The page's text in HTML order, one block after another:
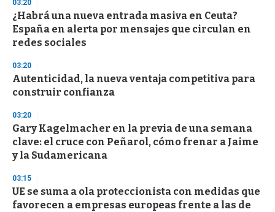
03:20
¿Habrá una nueva entrada masiva en Ceuta?
España en alerta por mensajes que circulan en
redes sociales
03:20
Autenticidad, la nueva ventaja competitiva para
construir confianza
03:20
Gary Kagelmacher en la previa de una semana
clave: el cruce con Peñarol, cómo frenar a Jaime
y la Sudamericana
03:15
UE se suma a ola proteccionista con medidas que
favorecen a empresas europeas frente a las de